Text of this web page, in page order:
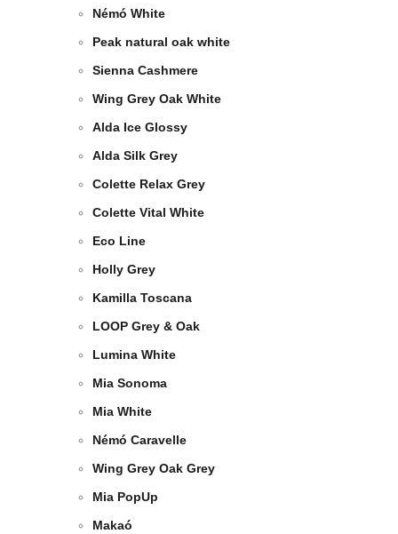
Némó White
Peak natural oak white
Sienna Cashmere
Wing Grey Oak White
Alda Ice Glossy
Alda Silk Grey
Colette Relax Grey
Colette Vital White
Eco Line
Holly Grey
Kamilla Toscana
LOOP Grey & Oak
Lumina White
Mia Sonoma
Mia White
Némó Caravelle
Wing Grey Oak Grey
Mia PopUp
Makaó